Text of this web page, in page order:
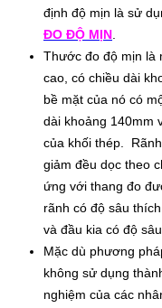
định độ mịn là sử
ĐO ĐỘ MỊN.
Thước đo độ mịn là
cao, có chiều dài
bề mặt của nó có
dài khoảng 140mm
của khối thép.
giảm đều dọc theo
ứng với thang đo
rãnh có độ sâu
và đầu kia có độ
Mặc dù phương
không sử dụng
nghiệm của các